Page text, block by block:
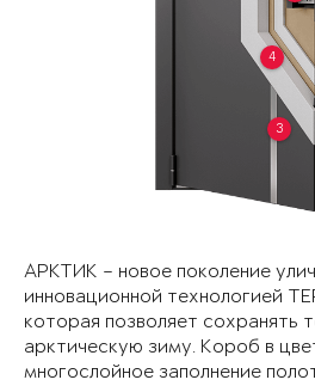
3
4
АРКТИК – новое поколение
инновационной технологией
которая позволяет сохранять
арктическую зиму. Короб в
многослойное заполнение